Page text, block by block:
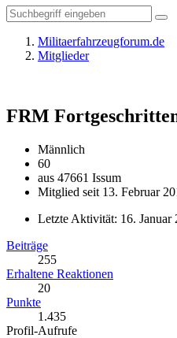
Militaerfahrzeugforum.de
Mitglieder
FRM
Männlich
60
aus 47661 Issum
Mitglied seit 13. Februar
Letzte Aktivität: 16. Januar
Beiträge
255
Erhaltene Reaktionen
20
Punkte
1.435
Profil-Aufrufe